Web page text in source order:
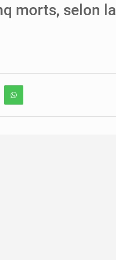
morts, selon la